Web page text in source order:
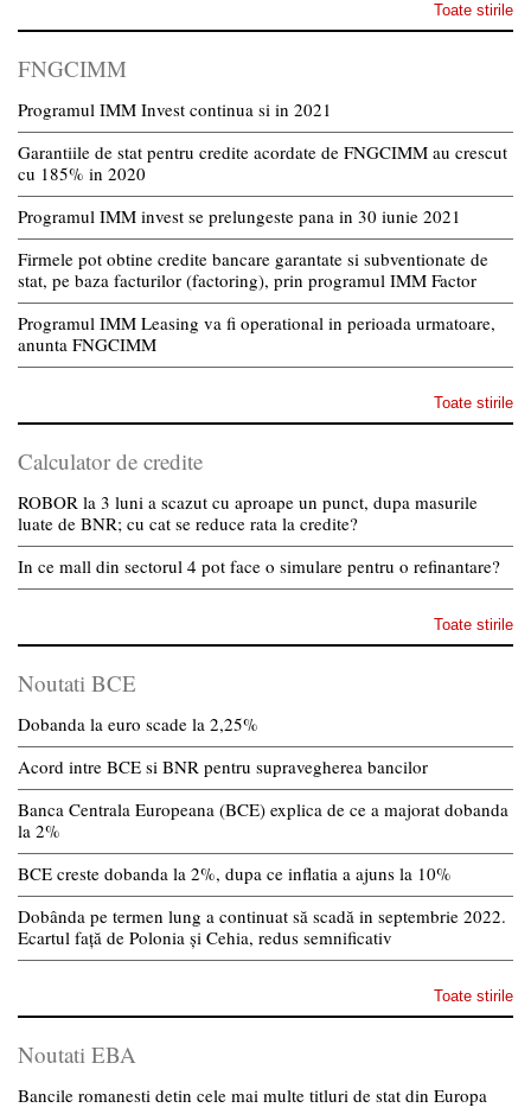
Toate stirile
FNGCIMM
Programul IMM Invest continua si in 2021
Garantiile de stat pentru credite acordate de FNGCIMM au crescut
cu 185% in 2020
Programul IMM invest se prelungeste pana in 30 iunie 2021
Firmele pot obtine credite bancare garantate si subventionate de
stat, pe baza facturilor (factoring), prin programul IMM Factor
Programul IMM Leasing va fi operational in perioada urmatoare,
anunta FNGCIMM
Toate stirile
Calculator de credite
ROBOR la 3 luni a scazut cu aproape un punct, dupa masurile
luate de BNR; cu cat se reduce rata la credite?
In ce mall din sectorul 4 pot face o simulare pentru o refinantare?
Toate stirile
Noutati BCE
Dobanda la euro scade la 2,25%
Acord intre BCE si BNR pentru supravegherea bancilor
Banca Centrala Europeana (BCE) explica de ce a majorat dobanda
la 2%
BCE creste dobanda la 2%, dupa ce inflatia a ajuns la 10%
Dobânda pe termen lung a continuat să scadă in septembrie 2022.
Ecartul față de Polonia și Cehia, redus semnificativ
Toate stirile
Noutati EBA
Bancile romanesti detin cele mai multe titluri de stat din Europa